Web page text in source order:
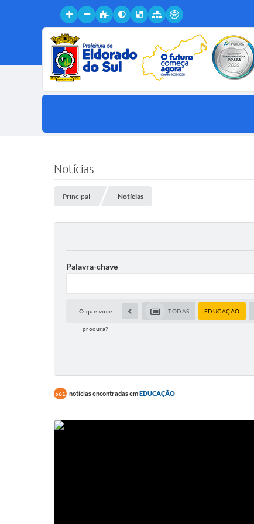
Notícias
Principal Notícias
Palavra-chave
O que voce
procura?
TODAS EDUCAÇÃO
561 notícias encontradas emEDUCAÇÃO